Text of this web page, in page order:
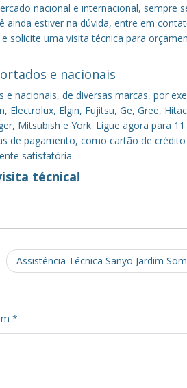
nacional e internacional, sempre
estiver na dúvida, entre em
e solicite uma visita técnica para
e nacionais
nacionais, de diversas marcas, por
Electrolux, Elgin, Fujitsu, Ge, Gree,
Mitsubish e York. Ligue agora para
de pagamento, como cartão de crédito
satisfatória.
técnica!
Assistência Técnica Sanyo Jardim
*